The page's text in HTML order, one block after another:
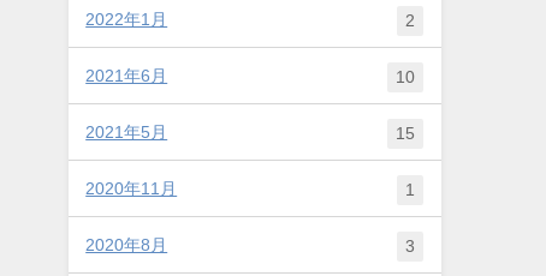
2022年1月 2
2021年6月 10
2021年5月 15
2020年11月 1
2020年8月 3